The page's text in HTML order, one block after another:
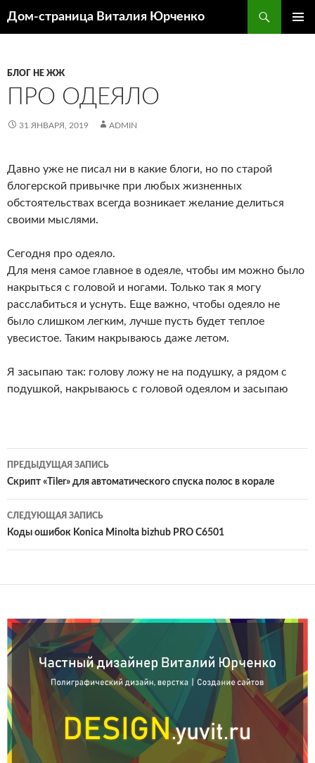
Дом-страница Виталия Юрченко
БЛОГ НЕ ЖЖ
ПРО ОДЕЯЛО
31 ЯНВАРЯ, 2019 ADMIN
Давно уже не писал ни в какие блоги, но по старой
блогерской привычке при любых жизненных
обстоятельствах всегда возникает желание делиться
своими мыслями.
Сегодня про одеяло.
Для меня самое главное в одеяле, чтобы им можно было
накрыться с головой и ногами. Только так я могу
расслабиться и уснуть. Еще важно, чтобы одеяло не
было слишком легким, лучше пусть будет теплое
увесистое. Таким накрываюсь даже летом.
Я засыпаю так: голову ложу не на подушку, а рядом с
подушкой, накрываюсь с головой одеялом и засыпаю
Навигация
по
записям
ПРЕДЫДУЩАЯ ЗАПИСЬ
Скрипт «Tiler» для автоматического спуска полос в корале
СЛЕДУЮЩАЯ ЗАПИСЬ
Коды ошибок Konica Minolta bizhub PRO C6501